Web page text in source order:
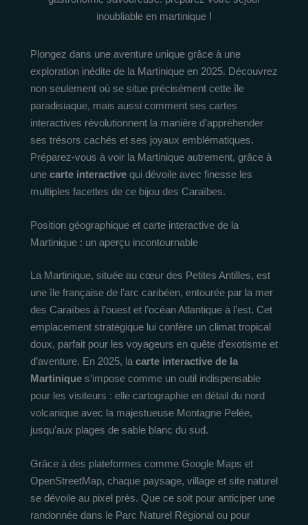
Plongez dans une aventure unique grâce à une
exploration inédite de la Martinique en 2025. Découvrez
non seulement où se situe précisément cette île
paradisiaque, mais aussi comment ses cartes
interactives révolutionnent la manière d’appréhender
ses trésors cachés et ses joyaux emblématiques.
Préparez-vous à voir la Martinique autrement, grâce à
une carte interactive qui dévoile avec finesse les
multiples facettes de ce bijou des Caraïbes.
Position géographique et carte interactive de la
Martinique : un aperçu incontournable
La Martinique, située au cœur des Petites Antilles, est
une île française de l’arc caribéen, entourée par la mer
des Caraïbes à l’ouest et l’océan Atlantique à l’est. Cet
emplacement stratégique lui confère un climat tropical
doux, parfait pour les voyageurs en quête d’exotisme et
d’aventure. En 2025, la carte interactive de la
Martinique s’impose comme un outil indispensable
pour les visiteurs : elle cartographie en détail du nord
volcanique avec la majestueuse Montagne Pelée,
jusqu’aux plages de sable blanc du sud.
Grâce à des plateformes comme Google Maps et
OpenStreetMap, chaque paysage, village et site naturel
se dévoile au pixel près. Que ce soit pour anticiper une
randonnée dans le Parc Naturel Régional ou pour